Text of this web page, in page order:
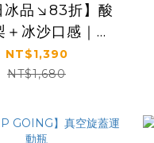
冰品↘83折】酸
＋冰沙口感｜格
主播推薦｜【旺
痴飲料(鳳梨口味)
NT$1,390
NT$1,680